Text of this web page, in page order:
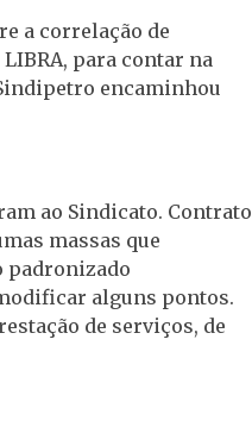
a correlação de
para contar na
encaminhou
ao Sindicato. Contrato
massas que
padronizado
alguns pontos.
de serviços, de